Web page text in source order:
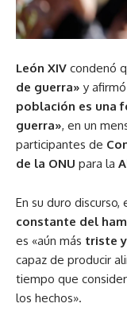
León XIV condenó
de guerra» y
población es una
guerra», en un
participantes de
de la ONU para la
En su duro
constante del
es «aún más triste
capaz de producir
tiempo que
los hechos».